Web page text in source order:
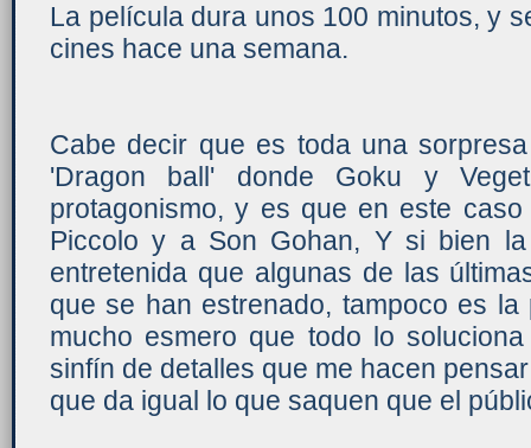
La película dura unos 100 minutos, y
cines hace una semana.
Cabe decir que es toda una
'Dragon ball' donde Goku y
protagonismo, y es que en este
Piccolo y a Son Gohan, Y si bien
entretenida que algunas de las
que se han estrenado, tampoco es
mucho esmero que todo lo
sinfín de detalles que me hacen
que da igual lo que saquen que el